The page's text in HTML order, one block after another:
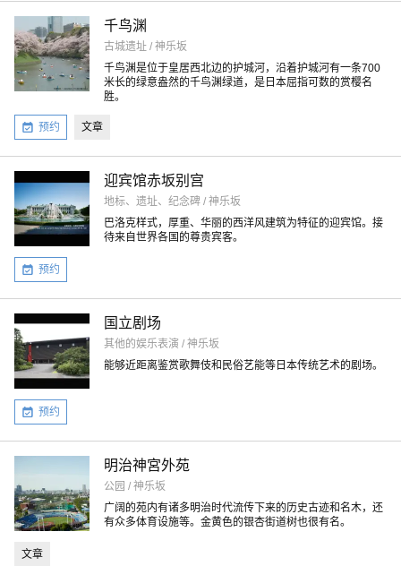
千鸟渊
古城遗址 / 神乐坂
千鸟渊是位于皇居西北边的护城河，沿着护城河有一条700
米长的绿意盎然的千鸟渊绿道，是日本屈指可数的赏樱名
胜。
预约 文章
迎宾馆赤坂别宫
地标、遗址、纪念碑 / 神乐坂
巴洛克样式，厚重、华丽的西洋风建筑为特征的迎宾馆。接
待来自世界各国的尊贵宾客。
预约
国立剧场
其他的娱乐表演 / 神乐坂
能够近距离鉴赏歌舞伎和民俗艺能等日本传统艺术的剧场。
预约
明治神宮外苑
公园 / 神乐坂
广阔的苑内有诸多明治时代流传下来的历史古迹和名木，还
有众多体育设施等。金黄色的银杏街道树也很有名。
文章